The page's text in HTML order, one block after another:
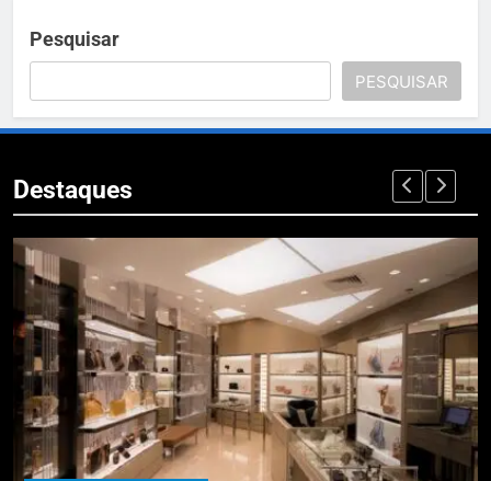
Pesquisar
PESQUISAR
Destaques